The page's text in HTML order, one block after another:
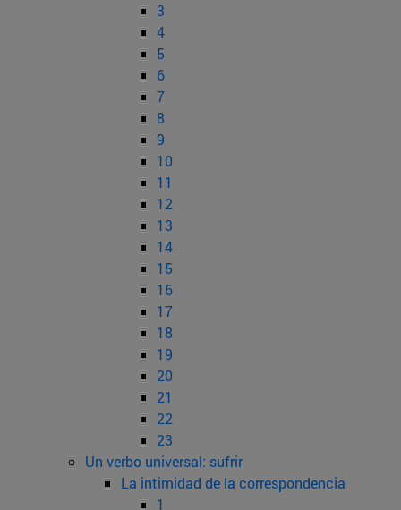
3
4
5
6
7
8
9
10
11
12
13
14
15
16
17
18
19
20
21
22
23
Un verbo universal: sufrir
La intimidad de la correspondencia
1